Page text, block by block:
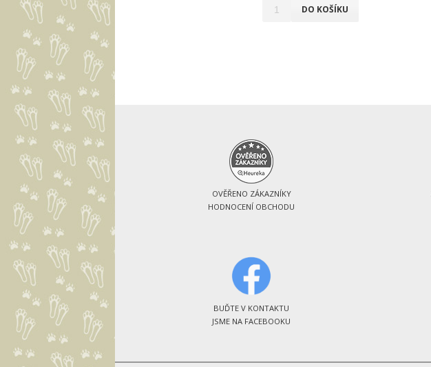
DO KOŠÍKU
OVĚŘENO ZÁKAZNÍKY
HODNOCENÍ OBCHODU
BUĎTE V KONTAKTU
JSME NA FACEBOOKU